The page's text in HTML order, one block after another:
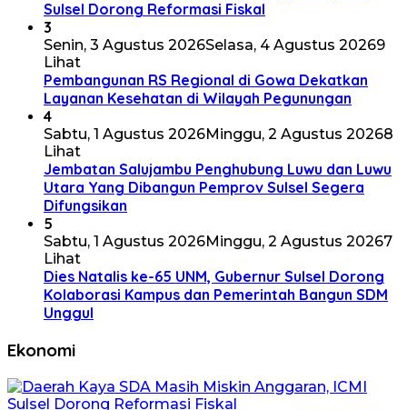
Sulsel Dorong Reformasi Fiskal
3
Senin, 3 Agustus 2026Selasa, 4 Agustus 20269
Lihat
Pembangunan RS Regional di Gowa Dekatkan
Layanan Kesehatan di Wilayah Pegunungan
4
Sabtu, 1 Agustus 2026Minggu, 2 Agustus 20268
Lihat
Jembatan Salujambu Penghubung Luwu dan Luwu
Utara Yang Dibangun Pemprov Sulsel Segera
Difungsikan
5
Sabtu, 1 Agustus 2026Minggu, 2 Agustus 20267
Lihat
Dies Natalis ke-65 UNM, Gubernur Sulsel Dorong
Kolaborasi Kampus dan Pemerintah Bangun SDM
Unggul
Ekonomi